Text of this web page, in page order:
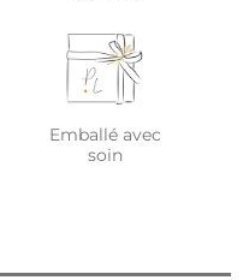
Emballé avec
soin